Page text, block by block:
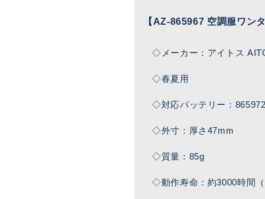
【AZ-865967 空調服ワン
◇メーカー：アイトス
◇春夏用
◇対応バッテリー：865972
◇外寸：厚さ47mm
◇質量：85g
◇動作寿命：約3000時間（